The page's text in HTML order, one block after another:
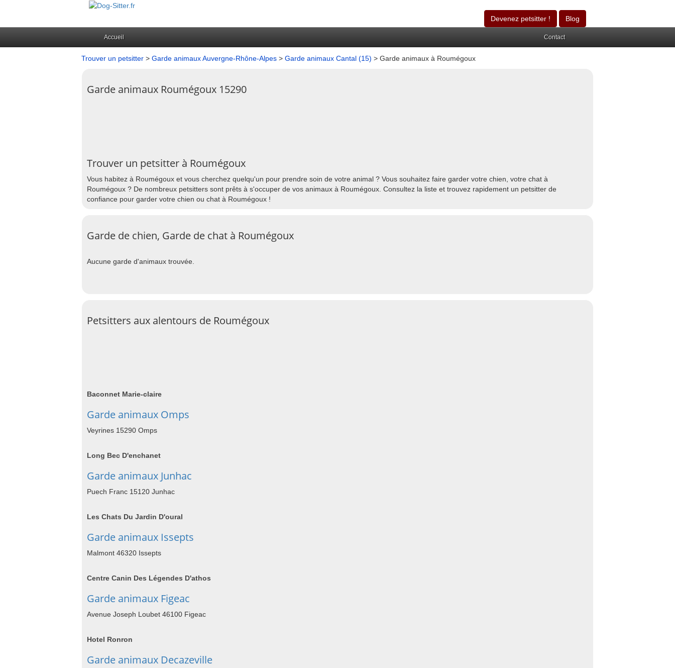
Devenez petsitter ! Blog
Accueil Contact
Trouver un petsitter > Garde animaux Auvergne-Rhône-Alpes > Garde animaux Cantal (15) > Garde animaux à Roumégoux
Garde animaux Roumégoux 15290
Trouver un petsitter à Roumégoux
Vous habitez à Roumégoux et vous cherchez quelqu'un pour prendre soin de votre animal ? Vous souhaitez faire garder votre chien, votre chat à
Roumégoux ? De nombreux petsitters sont prêts à s'occuper de vos animaux à Roumégoux. Consultez la liste et trouvez rapidement un petsitter de
confiance pour garder votre chien ou chat à Roumégoux !
Garde de chien, Garde de chat à Roumégoux
Aucune garde d'animaux trouvée.
Petsitters aux alentours de Roumégoux
Baconnet Marie-claire
Garde animaux Omps
Veyrines 15290 Omps
Long Bec D'enchanet
Garde animaux Junhac
Puech Franc 15120 Junhac
Les Chats Du Jardin D'oural
Garde animaux Issepts
Malmont 46320 Issepts
Centre Canin Des Légendes D'athos
Garde animaux Figeac
Avenue Joseph Loubet 46100 Figeac
Hotel Ronron
Garde animaux Decazeville